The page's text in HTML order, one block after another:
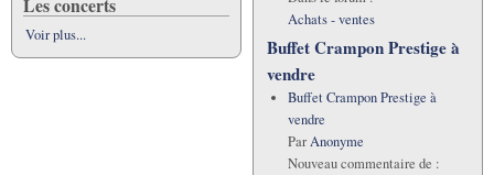
Les concerts
Voir plus...
Achats - ventes
Buffet Crampon Prestige à
vendre
Buffet Crampon Prestige à
vendre
ParAnonyme
Nouveau commentaire de :